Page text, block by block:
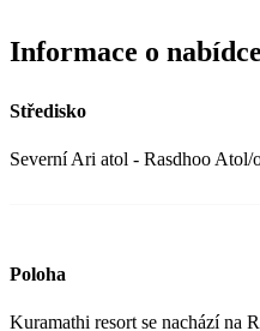
Informace o nabídce
Středisko
Severní Ari atol - Rasdhoo Atol/
Poloha
Kuramathi resort se nachází na